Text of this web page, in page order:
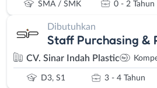
SMA / SMK 0 - 2 Tahun
Dibutuhkan
Staff Purchasing &
CV. Sinar Indah Plastic
D3, S1 3 - 4 Tahun